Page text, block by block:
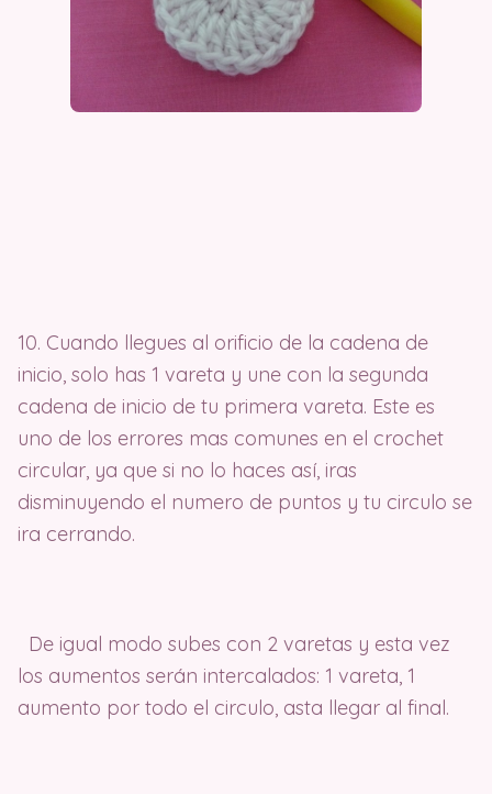
10. Cuando llegues al orificio de la cadena de
inicio, solo has 1 vareta y une con la segunda
cadena de inicio de tu primera vareta. Este es
uno de los errores mas comunes en el crochet
circular, ya que si no lo haces así, iras
disminuyendo el numero de puntos y tu circulo se
ira cerrando.
De igual modo subes con 2 varetas y esta vez
los aumentos serán intercalados: 1 vareta, 1
aumento por todo el circulo, asta llegar al final.